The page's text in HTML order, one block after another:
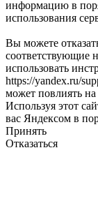
информацию в
использования
Вы можете
соответствующие
использовать
https://yandex.ru/
может повлиять
Используя этот
вас Яндексом в
Принять
Отказаться